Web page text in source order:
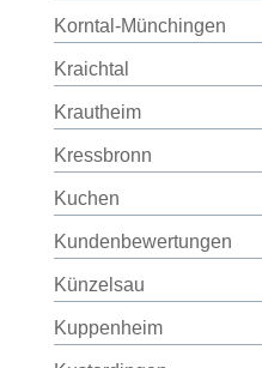
Korntal-Münchingen
Kraichtal
Krautheim
Kressbronn
Kuchen
Kundenbewertungen
Künzelsau
Kuppenheim